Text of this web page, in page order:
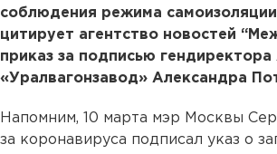
соблюдения режима
цитирует агентство новостей
приказ за подписью
«Уралвагонзавод» Александра
Напомним, 10 марта мэр Москвы
за коронавируса подписал указ о